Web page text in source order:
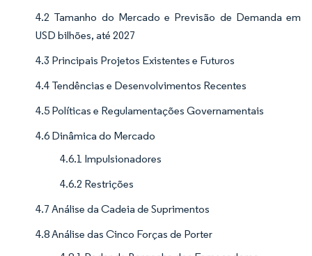
4.2 Tamanho do Mercado e Previsão de Demanda em
USD bilhões, até 2027
4.3 Principais Projetos Existentes e Futuros
4.4 Tendências e Desenvolvimentos Recentes
4.5 Políticas e Regulamentações Governamentais
4.6 Dinâmica do Mercado
4.6.1 Impulsionadores
4.6.2 Restrições
4.7 Análise da Cadeia de Suprimentos
4.8 Análise das Cinco Forças de Porter